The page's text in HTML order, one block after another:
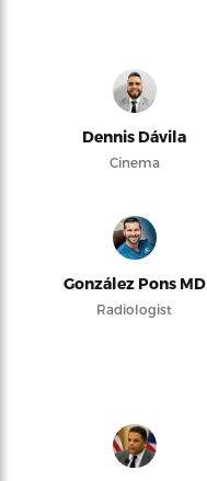
Dennis Dávila
Cinema
González Pons MD
Radiologist